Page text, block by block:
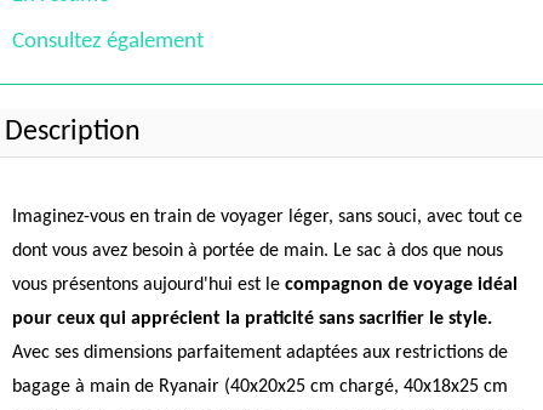
Consultez également
Description
Imaginez-vous en train de voyager léger, sans souci, avec tout ce
dont vous avez besoin à portée de main. Le sac à dos que nous
vous présentons aujourd'hui est le compagnon de voyage idéal
pour ceux qui apprécient la praticité sans sacrifier le style.
Avec ses dimensions parfaitement adaptées aux restrictions de
bagage à main de Ryanair (40x20x25 cm chargé, 40x18x25 cm